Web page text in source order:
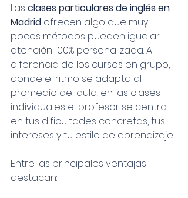
Las clases particulares de inglés en
Madrid ofrecen algo que muy
pocos métodos pueden igualar:
atención 100% personalizada. A
diferencia de los cursos en grupo,
donde el ritmo se adapta al
promedio del aula, en las clases
individuales el profesor se centra
en tus dificultades concretas, tus
intereses y tu estilo de aprendizaje.
Entre las principales ventajas
destacan: